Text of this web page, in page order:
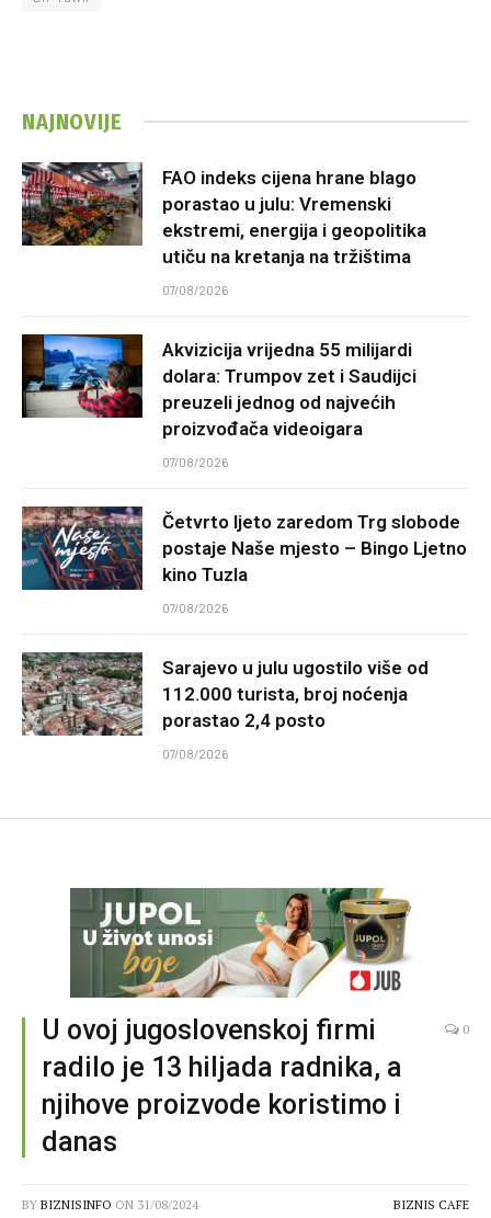
NAJNOVIJE
FAO indeks cijena hrane blago
porastao u julu: Vremenski
ekstremi, energija i geopolitika
utiču na kretanja na tržištima
07/08/2026
Akvizicija vrijedna 55 milijardi
dolara: Trumpov zet i Saudijci
preuzeli jednog od najvećih
proizvođača videoigara
07/08/2026
Četvrto ljeto zaredom Trg slobode
postaje Naše mjesto – Bingo Ljetno
kino Tuzla
07/08/2026
Sarajevo u julu ugostilo više od
112.000 turista, broj noćenja
porastao 2,4 posto
07/08/2026
U ovoj jugoslovenskoj firmi
radilo je 13 hiljada radnika, a
njihove proizvode koristimo i
danas
0
BY BIZNISINFO ON 31/08/2024 BIZNIS CAFE